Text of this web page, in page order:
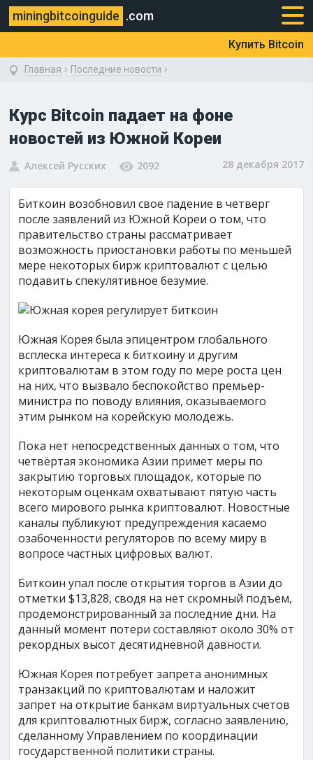
miningbitcoinguide .com
Купить Bitcoin
Главная › Последние новости ›
Курс Bitcoin падает на фоне
новостей из Южной Кореи
Алексей Русских 2092 28 декабря 2017
Биткоин возобновил свое падение в четверг
после заявлений из Южной Кореи о том, что
правительство страны рассматривает
возможность приостановки работы по меньшей
мере некоторых бирж криптовалют с целью
подавить спекулятивное безумие.
Южная Корея была эпицентром глобального
всплеска интереса к биткоину и другим
криптовалютам в этом году по мере роста цен
на них, что вызвало беспокойство премьер-
министра по поводу влияния, оказываемого
этим рынком на корейскую молодежь.
Пока нет непосредственных данных о том, что
четвёртая экономика Азии примет меры по
закрытию торговых площадок, которые по
некоторым оценкам охватывают пятую часть
всего мирового рынка криптовалют. Новостные
каналы публикуют предупреждения касаемо
озабоченности регуляторов по всему миру в
вопросе частных цифровых валют.
Биткоин упал после открытия торгов в Азии до
отметки $13,828, сводя на нет скромный подъем,
продемонстрированный за последние дни. На
данный момент потери составляют около 30% от
рекордных высот десятидневной давности.
Южная Корея потребует запрета анонимных
транзакций по криптовалютам и наложит
запрет на открытие банкам виртуальных счетов
для криптовалютных бирж, согласно заявлению,
сделанному Управлением по координации
государственной политики страны.